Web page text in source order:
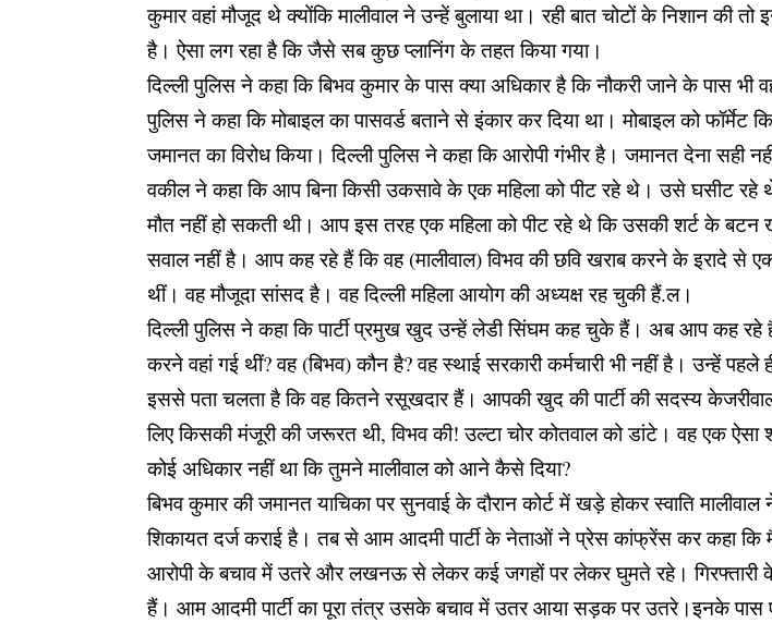
कुमार वहां मौजूद थे क्योंकि मालीवाल ने उन्हें बुलाया था। रही बात चोटों के निशान की तो
है। ऐसा लग रहा है कि जैसे सब कुछ प्लानिंग के तहत किया गया।
दिल्ली पुलिस ने कहा कि बिभव कुमार के पास क्या अधिकार है कि नौकरी जाने के पास भी
पुलिस ने कहा कि मोबाइल का पासवर्ड बताने से इंकार कर दिया था। मोबाइल को फॉर्मेट
जमानत का विरोध किया। दिल्ली पुलिस ने कहा कि आरोपी गंभीर है। जमानत देना सही
वकील ने कहा कि आप बिना किसी उकसावे के एक महिला को पीट रहे थे। उसे घसीट
मौत नहीं हो सकती थी। आप इस तरह एक महिला को पीट रहे थे कि उसकी शर्ट के
सवाल नहीं है। आप कह रहे हैं कि वह (मालीवाल) विभव की छवि खराब करने के इरादे से
थीं। वह मौजूदा सांसद है। वह दिल्ली महिला आयोग की अध्यक्ष रह चुकी हैं.ल।
दिल्ली पुलिस ने कहा कि पार्टी प्रमुख खुद उन्हें लेडी सिंघम कह चुके हैं। अब आप कह रहे
करने वहां गई थीं? वह (बिभव) कौन है? वह स्थाई सरकारी कर्मचारी भी नहीं है। उन्हें पहले
इससे पता चलता है कि वह कितने रसूखदार हैं। आपकी खुद की पार्टी की सदस्य
लिए किसकी मंजूरी की जरूरत थी, विभव की! उल्टा चोर कोतवाल को डांटे। वह एक
कोई अधिकार नहीं था कि तुमने मालीवाल को आने कैसे दिया?
बिभव कुमार की जमानत याचिका पर सुनवाई के दौरान कोर्ट में खड़े होकर स्वाति
शिकायत दर्ज कराई है। तब से आम आदमी पार्टी के नेताओं ने प्रेस कांफ्रेंस कर कहा
आरोपी के बचाव में उतरे और लखनऊ से लेकर क‌‌ई जगहों पर लेकर घुमते रहे। गिरफ्तारी के
हैं। आम आदमी पार्टी का पूरा तंत्र उसके बचाव में उतर आया सड़क पर उतरे।इनके पास